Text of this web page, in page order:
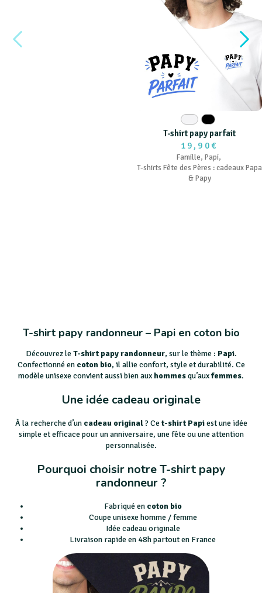
Blanc Noir
T-shirt papy parfait
19,90€
Famille, Papi,
T-shirts Fête des Pères : cadeaux Papa
& Papy
T-shirt papy randonneur – Papi en coton bio
Découvrez leT-shirt papy randonneur, sur le thème : Papi.
Confectionné en coton bio, il allie confort, style et durabilité. Ce
modèle unisexe convient aussi bien aux hommesqu’auxfemmes.
Une idée cadeau originale
À la recherche d’un cadeau original? Cet-shirt Papiest une idée
simple et efficace pour un anniversaire, une fête ou une attention
personnalisée.
Pourquoi choisir notre T-shirt papy
randonneur ?
Fabriqué en coton bio
Coupe unisexe homme / femme
Idée cadeau originale
Livraison rapide en 48h partout en France